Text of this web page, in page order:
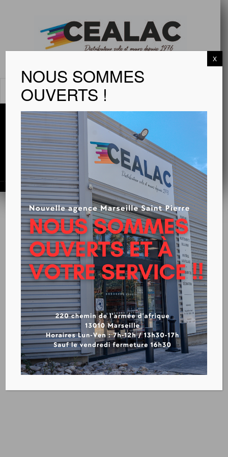
MENU
ENDUITS
ENDUITS INTÉRIEURS POUDRE : PREP+JOINT
ENDUITS INTÉRIEURS PATE :
ENDUITS INTÉRIEURS À PROJETER-AIRLESS
ENDUITS EXTÉRIEURS : PREP+POUDRE+PATE
NOUS SOMMES
OUVERTS !
X